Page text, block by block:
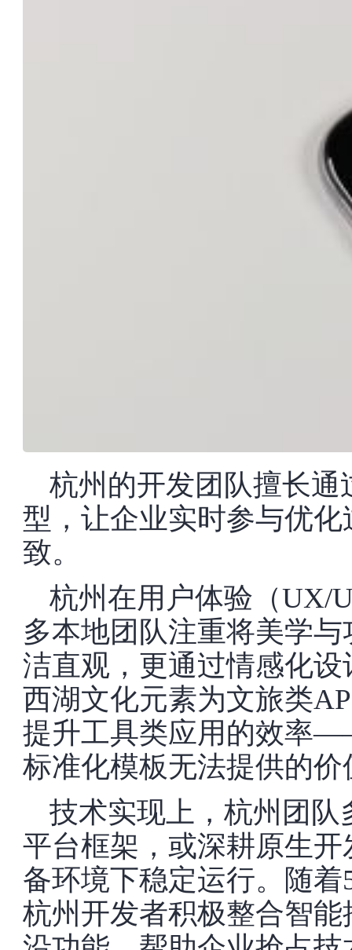
杭州的开发团队擅长
型，让企业实时参与优
致。
杭州在用户体验（UX/
多本地团队注重将美学
洁直观，更通过情感化
西湖文化元素为文旅类
提升工具类应用的效率
标准化模板无法提供的价
技术实现上，杭州团队
平台框架，或深耕原生
备环境下稳定运行。随
杭州开发者积极整合智